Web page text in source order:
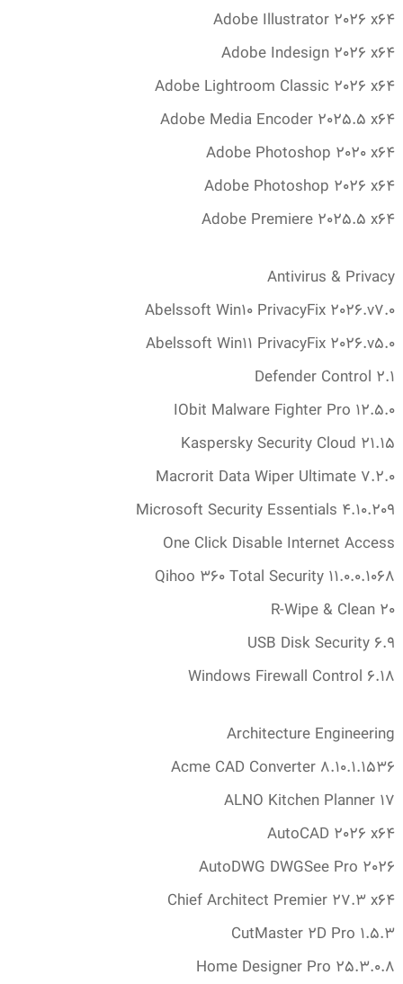
Adobe Illustrator 2026 x64
Adobe Indesign 2026 x64
Adobe Lightroom Classic 2026 x64
Adobe Media Encoder 2025.‎5 x64
Adobe Photoshop 2020 x64
Adobe Photoshop 2026 x64
Adobe Premiere 2025.‎5 x64
Antivirus & Privacy
Abelssoft Win10 PrivacyFix 2026.v7.‎0
Abelssoft Win11 PrivacyFix 2026.v5.‎0
Defender Control 2.‎1
IObit Malware Fighter Pro 12.‎5.‎0
Kaspersky Security Cloud 21.‎15
Macrorit Data Wiper Ultimate 7.‎2.‎0
Microsoft Security Essentials 4.‎10.‎209
One Click Disable Internet Access
Qihoo 360 Total Security 11.‎0.‎0.‎1068
R-Wipe & Clean 20
USB Disk Security 6.‎9
Windows Firewall Control 6.‎18
Architecture Engineering
Acme CAD Converter 8.‎10.‎1.‎1536
ALNO Kitchen Planner 17
AutoCAD 2026 x64
AutoDWG DWGSee Pro 2026
Chief Architect Premier 27.‎3 x64
CutMaster 2D Pro 1.‎5.‎3
Home Designer Pro 25.‎3.‎0.‎8